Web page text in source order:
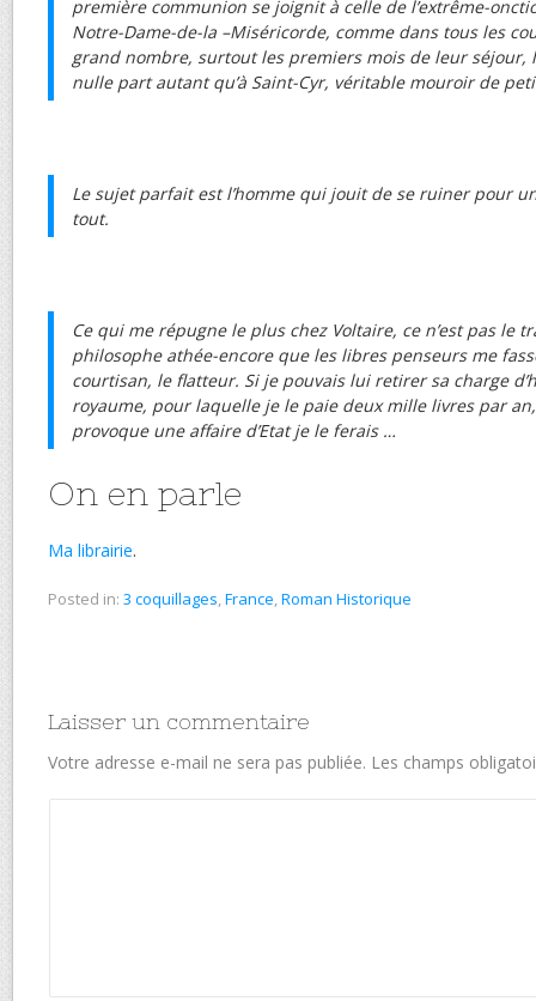
première communion se joignit à celle de l’extrême-
Notre-Dame-de-la –Miséricorde, comme dans tous les
grand nombre, surtout les premiers mois de leur séjour,
nulle part autant qu’à Saint-Cyr, véritable mouroir de
Le sujet parfait est l’homme qui jouit de se ruiner pour
tout.
Ce qui me répugne le plus chez Voltaire, ce n’est pas le
philosophe athée-encore que les libres penseurs me
courtisan, le flatteur. Si je pouvais lui retirer sa charge
royaume, pour laquelle je le paie deux mille livres par
provoque une affaire d’Etat je le ferais …
On en parle
Ma librairie.
Posted in: 3 coquillages,France,Roman Historique
Laisser un commentaire
Votre adresse e-mail ne sera pas publiée. Les champs